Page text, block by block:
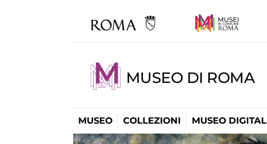
MUSEO DI ROMA
MUSEO COLLEZIONI MUSEO DIGITAL